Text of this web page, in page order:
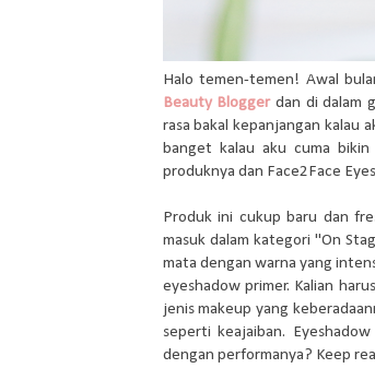
Halo temen-temen! Awal
Beauty Bloggerdan di dalam
rasa bakal kepanjangan kalau
banget kalau aku cuma
produknya dan Face2Face
Produk ini cukup baru dan
masuk dalam kategori "On
mata dengan warna yang
eyeshadow primer. Kalian
jenis makeup yang
seperti keajaiban.
dengan performanya? Keep